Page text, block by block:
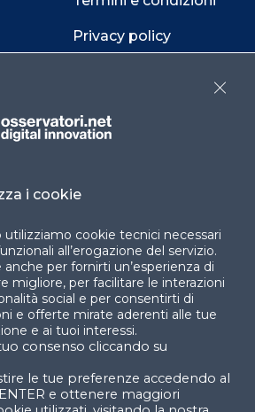
Privacy policy
Dichiarazione di
LinkedIn
i cookie
cookie tecnici necessari
all’erogazione del servizio.
per fornirti un’esperienza di
migliore, per facilitare le interazioni
social e per consentirti di
e offerte mirate aderenti alle tue
e ai tuoi interessi.
consenso cliccando su
le tue preferenze accedendo al
e ottenere maggiori